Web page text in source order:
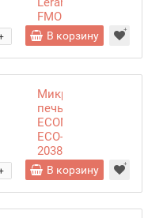
FMO
20M01
В корзину
Микроволновая
печь
ECON
ECO-
2038M
white
В корзину